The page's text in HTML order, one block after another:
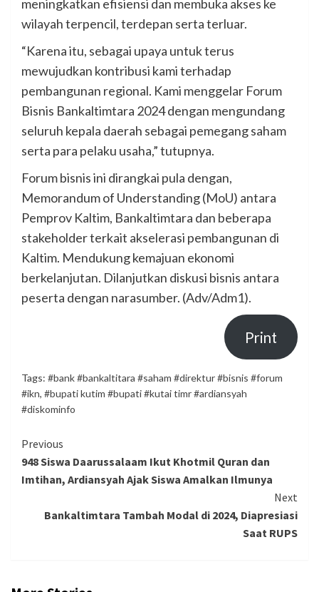
meningkatkan efisiensi dan membuka akses ke
wilayah terpencil, terdepan serta terluar.
“Karena itu, sebagai upaya untuk terus
mewujudkan kontribusi kami terhadap
pembangunan regional. Kami menggelar Forum
Bisnis Bankaltimtara 2024 dengan mengundang
seluruh kepala daerah sebagai pemegang saham
serta para pelaku usaha,” tutupnya.
Forum bisnis ini dirangkai pula dengan,
Memorandum of Understanding (MoU) antara
Pemprov Kaltim, Bankaltimtara dan beberapa
stakeholder terkait akselerasi pembangunan di
Kaltim. Mendukung kemajuan ekonomi
berkelanjutan. Dilanjutkan diskusi bisnis antara
peserta dengan narasumber. (Adv/Adm1).
Print
Tags: #bank #bankaltitara #saham #direktur #bisnis #forum
#ikn, #bupati kutim #bupati #kutai timr #ardiansyah
#diskominfo
Continue
Reading
Previous
948 Siswa Daarussalaam Ikut Khotmil Quran dan
Imtihan, Ardiansyah Ajak Siswa Amalkan Ilmunya
Next
Bankaltimtara Tambah Modal di 2024, Diapresiasi
Saat RUPS